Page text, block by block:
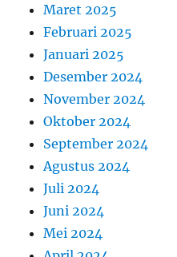
Maret 2025
Februari 2025
Januari 2025
Desember 2024
November 2024
Oktober 2024
September 2024
Agustus 2024
Juli 2024
Juni 2024
Mei 2024